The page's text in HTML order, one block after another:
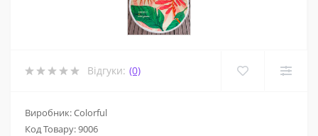
Відгуки: (0)
Виробник: Colorful
Код Товару:9006